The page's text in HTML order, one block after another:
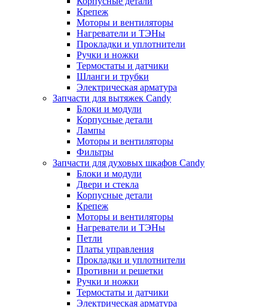
Крепеж
Моторы и вентиляторы
Нагреватели и ТЭНы
Прокладки и уплотнители
Ручки и ножки
Термостаты и датчики
Шланги и трубки
Электрическая арматура
Запчасти для вытяжек Candy
Блоки и модули
Корпусные детали
Лампы
Моторы и вентиляторы
Фильтры
Запчасти для духовых шкафов Candy
Блоки и модули
Двери и стекла
Корпусные детали
Крепеж
Моторы и вентиляторы
Нагреватели и ТЭНы
Петли
Платы управления
Прокладки и уплотнители
Противни и решетки
Ручки и ножки
Термостаты и датчики
Электрическая арматура